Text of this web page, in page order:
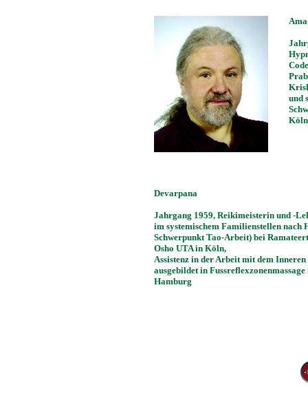
und
Devarpana
Jahrgang 1959, Reikimeisterin und -
im systemischem Familienstellen nach
Schwerpunkt Tao-Arbeit) bei
Osho UTA in Köln,
Assistenz in der Arbeit mit dem
ausgebildet in
Hamburg